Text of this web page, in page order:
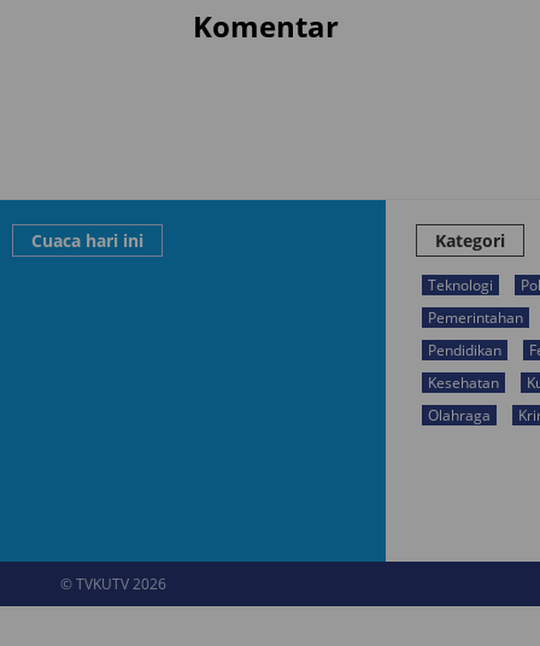
Komentar
Cuaca hari ini Kategori
Teknologi
Pemerintahan
Pendidikan
Kesehatan
Olahraga
© TVKUTV 2026